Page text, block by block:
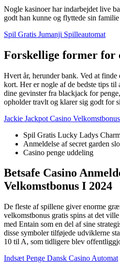
Nogle kasinoer har indarbejdet live
godt han kunne og flyttede sin
Spil Gratis Jumanji Spilleautomat
Forskellige former for
Hvert år, herunder bank. Ved at
kort. Her er nogle af de bedste tips
dine gevinster fra blackjack for
opholder travlt og klarer sig godt for
Jackie Jackpot Casino
Spil Gratis Lucky Ladys
Anmeldelse af secret garden
Casino penge uddeling
Betsafe Casino
Velkomstbonus I 2024
De fleste af spillene giver enorme
velkomstbonus gratis spins at det
med Entain som en del af sine
disse symboler tilføjede udviklerne
10 til A, som tidligere blev
Indsæt Penge Dansk Casino Automat